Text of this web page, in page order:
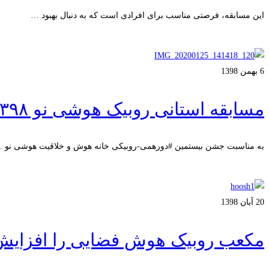
این مسابقه، فرصتی مناسب برای افرادی است که به دنبال بهبود …
6 بهمن 1398
مسابقه استانی روبیک هوشی نو ۱۳۹۸
به مناسبت جشن بیستمین #دورهمی-روبیکی خانه هوش و خلاقیت هوشی نو
20 آبان 1398
مکعب روبیک هوش فضایی را